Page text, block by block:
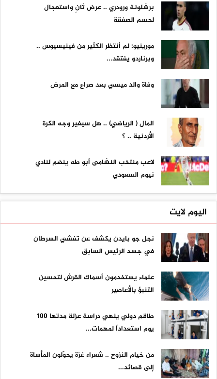
برشلونة ورودري .. عرض ثانٍ واستعجال
لحسم الصفقة
مورينيو: لم أنتظر الكثير من فينيسيوس ..
وبرناردو يفتقد...
وفاة والد ميسي بعد صراع مع المرض
المال ( الرياضي) .. هل سيغير وجه الكرة
الأردنية .. ؟
لاعب منتخب النشامى أبو طه ينضم لنادي
نيوم السعودي
اليوم لايت
نجل جو بايدن يكشف عن تفشي السرطان
في جسد الرئيس السابق
علماء يستخدمون أسماك القرش لتحسين
التنبؤ بالأعاصير
طاقم دولي ينهي دراسة عزلة مدتها 100
يوم استعداداً لمهمات...
من خيام النزوح .. شعراء غزة يحوّلون المأساة
إلى قصائد...